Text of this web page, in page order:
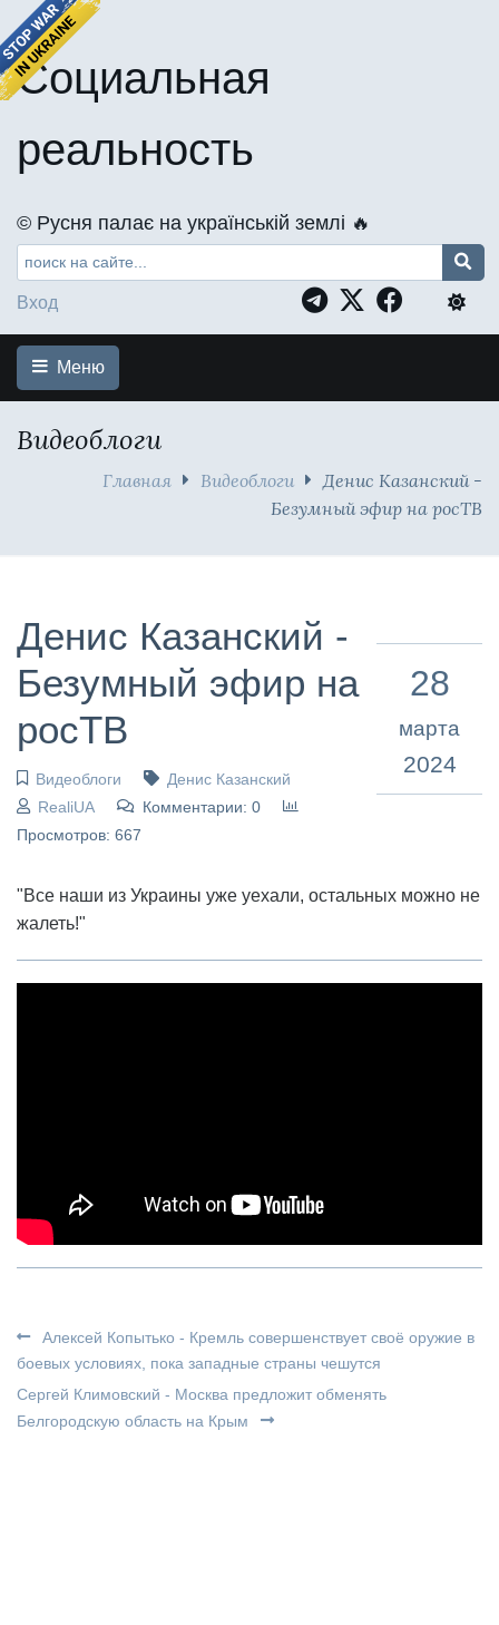
Социальная
реальность
©️ Русня палає на українській землі 🔥
Вход
Меню
Видеоблоги
Главная Видеоблоги
Денис Казанский -
Безумный эфир на росТВ
Денис Казанский -
Безумный эфир на
росТВ
Видеоблоги
Денис Казанский
RealiUA
Комментарии: 0
Просмотров: 667
28
марта
2024
"Все наши из Украины уже уехали, остальных можно не
жалеть!"
Алексей Копытько - Кремль совершенствует своё оружие в
боевых условиях, пока западные страны чешутся
Сергей Климовский - Москва предложит обменять
Белгородскую область на Крым